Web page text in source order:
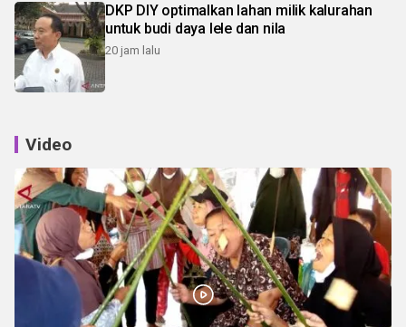
DKP DIY optimalkan lahan milik kalurahan
untuk budi daya lele dan nila
20 jam lalu
Video